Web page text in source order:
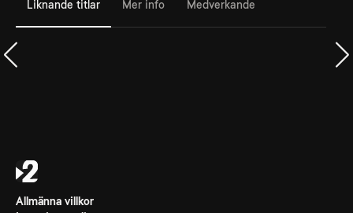
Liknande titlar Mer info Medverkande
Allmänna villkor